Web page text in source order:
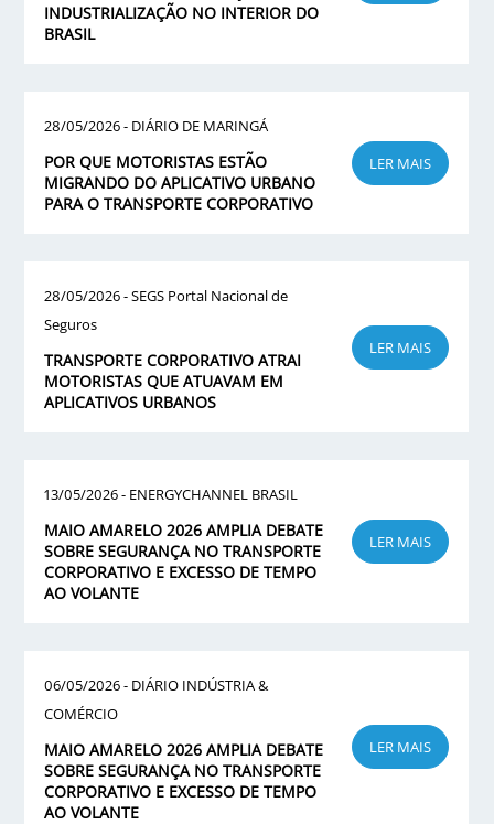
INDUSTRIALIZAÇÃO NO INTERIOR DO
BRASIL
28/05/2026 - DIÁRIO DE MARINGÁ
POR QUE MOTORISTAS ESTÃO
MIGRANDO DO APLICATIVO URBANO
PARA O TRANSPORTE CORPORATIVO
LER MAIS
28/05/2026 - SEGS Portal Nacional de
Seguros
TRANSPORTE CORPORATIVO ATRAI
MOTORISTAS QUE ATUAVAM EM
APLICATIVOS URBANOS
LER MAIS
13/05/2026 - ENERGYCHANNEL BRASIL
MAIO AMARELO 2026 AMPLIA DEBATE
SOBRE SEGURANÇA NO TRANSPORTE
CORPORATIVO E EXCESSO DE TEMPO
AO VOLANTE
LER MAIS
06/05/2026 - DIÁRIO INDÚSTRIA &
COMÉRCIO
MAIO AMARELO 2026 AMPLIA DEBATE
SOBRE SEGURANÇA NO TRANSPORTE
CORPORATIVO E EXCESSO DE TEMPO
AO VOLANTE
LER MAIS